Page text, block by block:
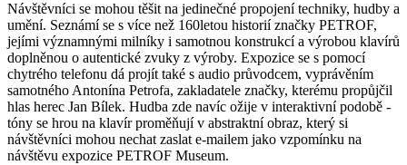
Návštěvníci se mohou těšit na jedinečné propojení techniky, hudby a
umění. Seznámí se s více než 160letou historií značky PETROF,
jejími významnými milníky i samotnou konstrukcí a výrobou klavírů
doplněnou o autentické zvuky z výroby. Expozice se s pomocí
chytrého telefonu dá projít také s audio průvodcem, vyprávěním
samotného Antonína Petrofa, zakladatele značky, kterému propůjčil
hlas herec Jan Bílek. Hudba zde navíc ožije v interaktivní podobě -
tóny se hrou na klavír proměňují v abstraktní obraz, který si
návštěvníci mohou nechat zaslat e-mailem jako vzpomínku na
návštěvu expozice PETROF Museum.